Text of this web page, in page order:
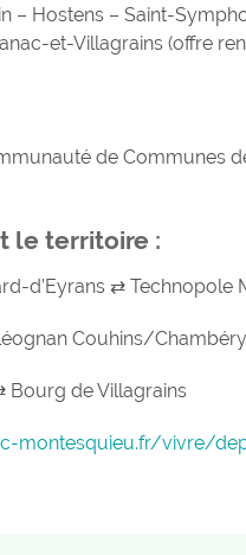
– Hostens – Saint-
et-Villagrains (offre
de Communes
le territoire :
d’Eyrans ⇄ Technopole
Couhins/Chambéry
Bourg de Villagrains
montesquieu.fr/vivre/